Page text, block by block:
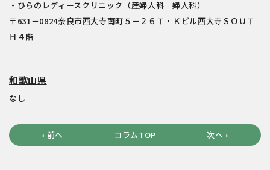
・ひらのレディースクリニック（産婦人科 婦人科）
〒631－0824奈良市西大寺南町５－２６Ｔ・Ｋビル西大寺ＳＯＵＴ
Ｈ４階
和歌山県
なし
arrow_left 前へ コラムTOP 次へ arrow_right